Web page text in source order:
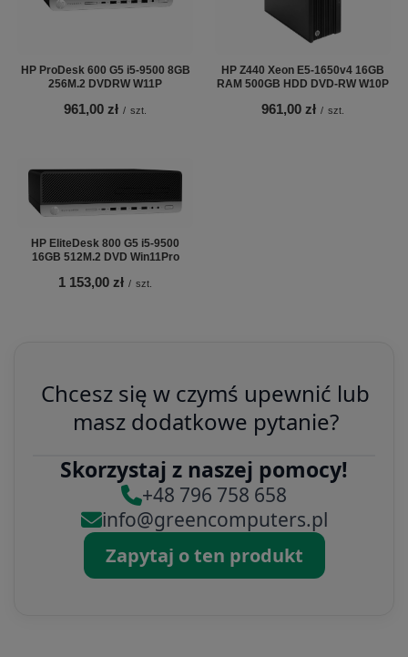
HP ProDesk 600 G5 i5-9500 8GB
256M.2 DVDRW W11P
961,00 zł / szt.
HP Z440 Xeon E5-1650v4 16GB
RAM 500GB HDD DVD-RW W10P
961,00 zł / szt.
HP EliteDesk 800 G5 i5-9500
16GB 512M.2 DVD Win11Pro
1 153,00 zł / szt.
Chcesz się w czymś upewnić lub
masz dodatkowe pytanie?
Skorzystaj z naszej pomocy!
+48 796 758 658
info@greencomputers.pl
Zapytaj o ten produkt